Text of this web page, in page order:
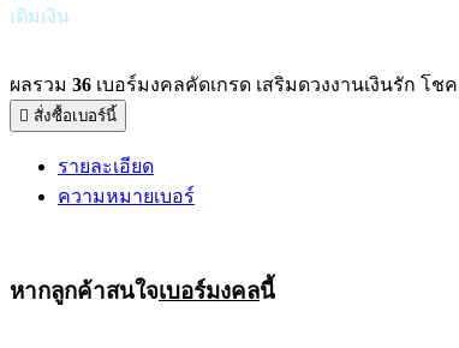
เติมเงิน
ผลรวม 36 เบอร์มงคลคัดเกรด เสริมดวงงานเงินรัก โ
สั่งซื้อเบอร์นี้
รายละเอียด
ความหมายเบอร์
หากลูกค้าสนใจเบอร์มงคลนี้